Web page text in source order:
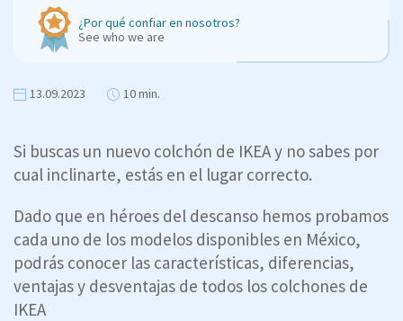
¿Por qué confiar en nosotros?
See who we are
13.09.2023 10 min.
Si buscas un nuevo colchón de IKEA y no sabes por
cual inclinarte, estás en el lugar correcto.
Dado que en héroes del descanso hemos probamos
cada uno de los modelos disponibles en México,
podrás conocer las características, diferencias,
ventajas y desventajas de todos los colchones de
IKEA